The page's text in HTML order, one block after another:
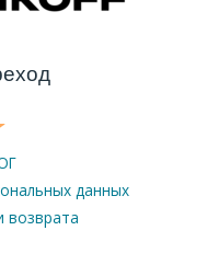
данных
возврата